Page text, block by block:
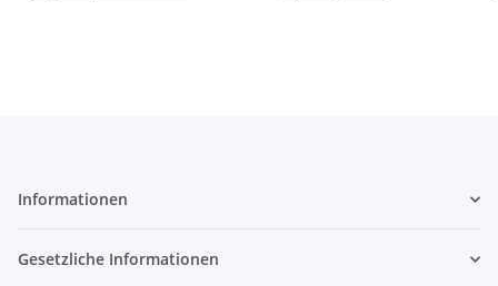
Informationen
Gesetzliche Informationen